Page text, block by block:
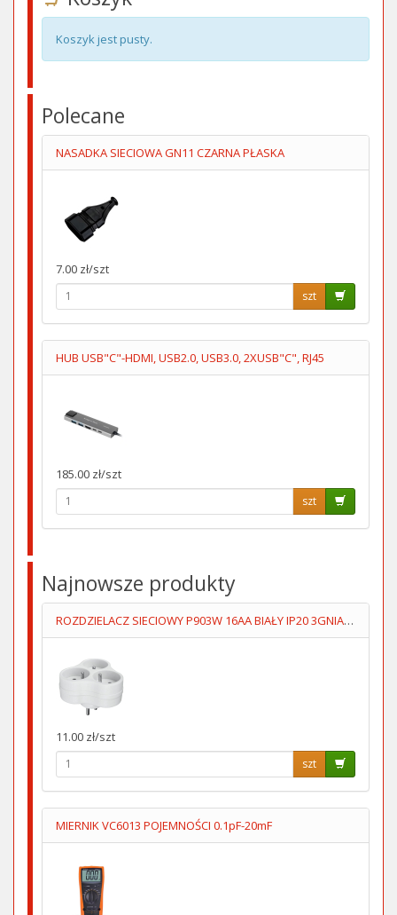
Koszyk jest pusty.
Polecane
NASADKA SIECIOWA GN11 CZARNA PŁASKA
7.00 zł/szt
szt
HUB USB"C"-HDMI, USB2.0, USB3.0, 2XUSB"C", RJ45
185.00 zł/szt
szt
Najnowsze produkty
ROZDZIELACZ SIECIOWY P903W 16AA BIAŁY IP20 3GNIAZDA UZIOM
11.00 zł/szt
szt
MIERNIK VC6013 POJEMNOŚCI 0.1pF-20mF